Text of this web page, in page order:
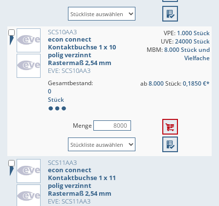
SCS10AA3
econ connect
Kontaktbuchse 1 x 10
polig verzinnt
Rastermaß 2,54 mm
EVE: SCS10AA3
VPE: 1.000 Stück
UVE:24000 Stück
MBM:8.000 Stück und
Vielfache
Gesamtbestand:
0
Stück
ab8.000Stück:0,1850 €*
Menge
SCS11AA3
econ connect
Kontaktbuchse 1 x 11
polig verzinnt
Rastermaß 2,54 mm
EVE: SCS11AA3